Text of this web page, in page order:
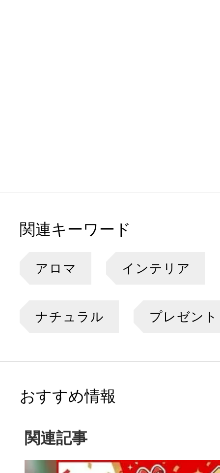
関連キーワード
アロマ インテリア
ナチュラル プレゼント
おすすめ情報
関連記事